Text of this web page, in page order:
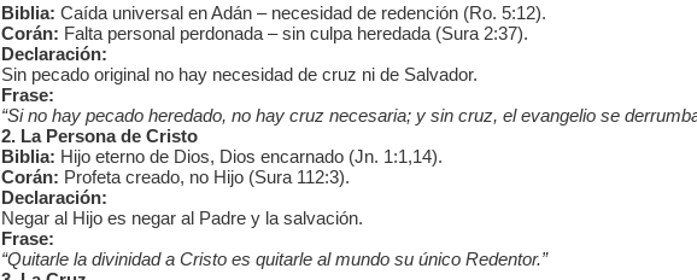
Biblia: Caída universal en Adán – necesidad de redención (Ro. 5:12).
Corán: Falta personal perdonada – sin culpa heredada (Sura 2:37).
Declaración:
Sin pecado original no hay necesidad de cruz ni de Salvador.
Frase:
“Si no hay pecado heredado, no hay cruz necesaria; y sin cruz, el evangelio se
2. La Persona de Cristo
Biblia: Hijo eterno de Dios, Dios encarnado (Jn. 1:1,14).
Corán: Profeta creado, no Hijo (Sura 112:3).
Declaración:
Negar al Hijo es negar al Padre y la salvación.
Frase:
“Quitarle la divinidad a Cristo es quitarle al mundo su único Redentor.”